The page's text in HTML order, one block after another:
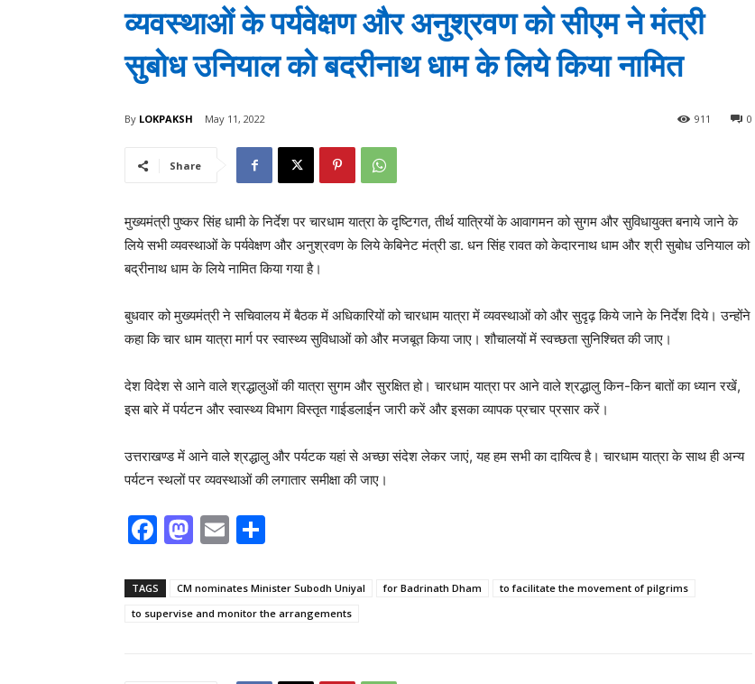
व्यवस्थाओं के पर्यवेक्षण और अनुश्रवण को सीएम ने मंत्री
सुबोध उनियाल को बदरीनाथ धाम के लिये किया नामित
By LOKPAKSH May 11, 2022 0
911
Share
मुख्यमंत्री पुष्कर सिंह धामी के निर्देश पर चारधाम यात्रा के दृष्टिगत, तीर्थ यात्रियों के आवागमन को सुगम और सुविधायुक्त बनाये जाने के
लिये सभी व्यवस्थाओं के पर्यवेक्षण और अनुश्रवण के लिये केबिनेट मंत्री डा. धन सिंह रावत को केदारनाथ धाम और श्री सुबोध उनियाल को
बद्रीनाथ धाम के लिये नामित किया गया है।
बुधवार को मुख्यमंत्री ने सचिवालय में बैठक में अधिकारियों को चारधाम यात्रा में व्यवस्थाओं को और सुदृढ़ किये जाने के निर्देश दिये। उन्होंने
कहा कि चार धाम यात्रा मार्ग पर स्वास्थ्य सुविधाओं को और मजबूत किया जाए। शौचालयों में स्वच्छता सुनिश्चित की जाए।
देश विदेश से आने वाले श्रद्धालुओं की यात्रा सुगम और सुरक्षित हो। चारधाम यात्रा पर आने वाले श्रद्धालु किन-किन बातों का ध्यान रखें,
इस बारे में पर्यटन और स्वास्थ्य विभाग विस्तृत गाईडलाईन जारी करें और इसका व्यापक प्रचार प्रसार करें।
उत्तराखण्ड में आने वाले श्रद्धालु और पर्यटक यहां से अच्छा संदेश लेकर जाएं, यह हम सभी का दायित्व है। चारधाम यात्रा के साथ ही अन्य
पर्यटन स्थलों पर व्यवस्थाओं की लगातार समीक्षा की जाए।
F
c
e
M
st
o
E
ai
l
ar
e
TAGS CM nominates Minister Subodh Uniyal for Badrinath Dham
to facilitate the movement of pilgrims
to supervise and monitor the arrangements